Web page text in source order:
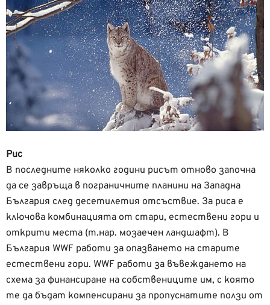
Рис
В последните няколко години рисът отново започна
да се завръща в пограничните планини на Западна
България след десетилетия отсъствие. За риса е
ключова комбинацията от стари, естествени гори и
открити места (т.нар. мозаечен ландшафт). В
България WWF работи за опазването на старите
естествени гори. WWF работи за въвеждането на
схема за финансиране на собствениците им, с която
те да бъдат компенсирани за пропуснатите ползи от